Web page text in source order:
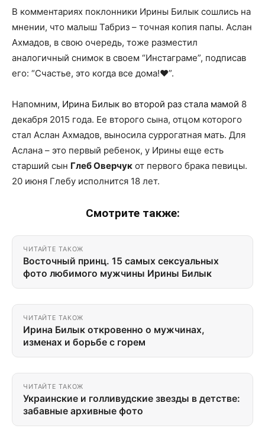
В комментариях поклонники Ирины Билык сошлись на
мнении, что малыш Табриз – точная копия папы. Аслан
Ахмадов, в свою очередь, тоже разместил
аналогичный снимок в своем “Инстаграме”, подписав
его: “Счастье, это когда все дома!❤️”.
Напомним, Ирина Билык во второй раз стала мамой 8
декабря 2015 года. Ее второго сына, отцом которого
стал Аслан Ахмадов, выносила суррогатная мать. Для
Аслана – это первый ребенок, у Ирины еще есть
старший сын Глеб Оверчук от первого брака певицы.
20 июня Глебу исполнится 18 лет.
Смотрите также:
ЧИТАЙТЕ ТАКОЖ
Восточный принц. 15 самых сексуальных
фото любимого мужчины Ирины Билык
ЧИТАЙТЕ ТАКОЖ
Ирина Билык откровенно о мужчинах,
изменах и борьбе с горем
ЧИТАЙТЕ ТАКОЖ
Украинские и голливудские звезды в детстве:
забавные архивные фото